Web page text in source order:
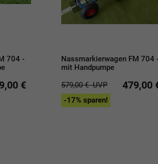
704 -
€
Nassmarkierwagen FM 704
mit Handpumpe
579,00 €UVP 479,00
-17% sparen!